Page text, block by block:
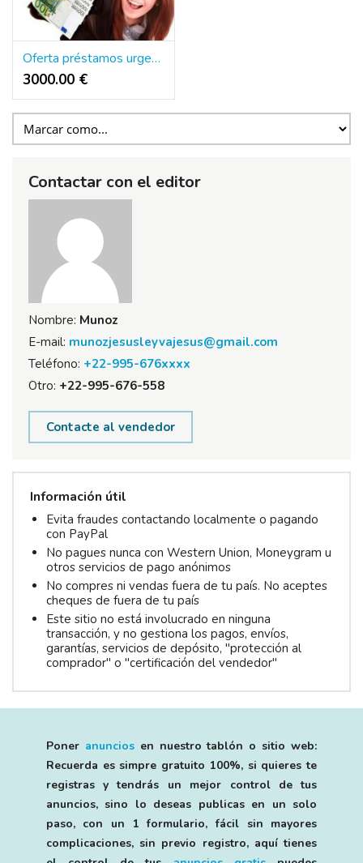
Oferta préstamos urgencio y rapido 3.000€ a 2.000.000€
3000.00 €
Contactar con el editor
Nombre: Munoz
E-mail: munozjesusleyvajesus@gmail.com
Teléfono: +22-995-676xxxx
Otro: +22-995-676-558
Contacte al vendedor
Información útil
Evita fraudes contactando localmente o pagando
con PayPal
No pagues nunca con Western Union, Moneygram u
otros servicios de pago anónimos
No compres ni vendas fuera de tu país. No aceptes
cheques de fuera de tu país
Este sitio no está involucrado en ninguna
transacción, y no gestiona los pagos, envíos,
garantías, servicios de depósito, "protección al
comprador" o "certificación del vendedor"
Poner anunciosen nuestro tablón o sitio web:
Recuerda es simpre gratuito 100%, si quieres te
registras y tendrás un mejor control de tus
anuncios, sino lo deseas publicas en un solo
paso, con un 1 formulario, fácil sin mayores
complicaciones, sin previo registro, aquí tienes